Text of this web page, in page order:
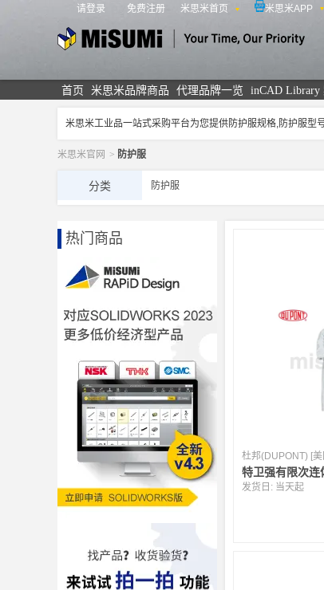
请登录 免费注册 米思米首页 米思米APP
首页 米思米品牌商品 代理品牌一览 inCAD Library
米思米工业品一站式采购平台为您提供防护服规格,防护服型
米思米官网 > 防护服
分类 防护服
热门商品
杜邦(DUPONT) [美
特卫强有限次连
发货日: 当天起